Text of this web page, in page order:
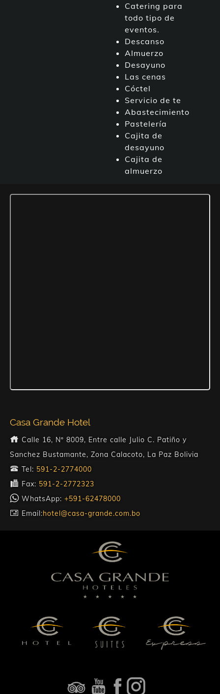
Catering para
todo tipo de
eventos.
Descanso
Almuerzo
Desayuno
Las cenas
Cóctel
Servicio de te
Abastecimiento
Pastelería
Cajita de
desayuno
Cajita de
almuerzo
Casa Grande Hotel
Calle 16, Nº 8009, Entre calle Julio C. Patiño y
Sanchez Bustamante, Zona Calacoto, La Paz Bolivia
Tel: 591-2-2774000
Fax: 591-2-2772323
WhatsApp: +591-62478000
Email:hotel@casa-grande.com.bo